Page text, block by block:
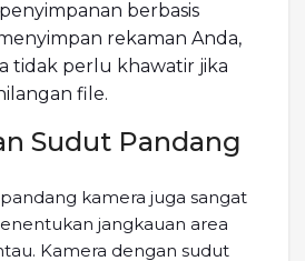
berbasis
rekaman Anda,
tidak perlu khawatir jika
file.
Sudut Pandang
kamera juga sangat
jangkauan area
Kamera dengan sudut